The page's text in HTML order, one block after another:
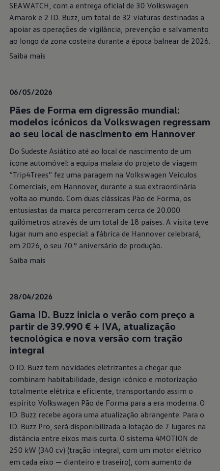
SEAWATCH, com a entrega oficial de 30 Volkswagen
Amarok e 2 ID. Buzz, um total de 32 viaturas destinadas a
apoiar as operações de vigilância, prevenção e salvamento
ao longo da zona costeira durante a época balnear de 2026.
Saiba mais
06/05/2026
Pães de Forma em digressão mundial:
modelos icónicos da Volkswagen regressam
ao seu local de nascimento em Hannover
Do Sudeste Asiático até ao local de nascimento de um
ícone automóvel: a equipa malaia do projeto de viagem
“Trip4Trees” fez uma paragem na Volkswagen Veículos
Comerciais, em Hannover, durante a sua extraordinária
volta ao mundo. Com duas clássicas Pão de Forma, os
entusiastas da marca percorreram cerca de 20.000
quilómetros através de um total de 18 países. A visita teve
lugar num ano especial: a fábrica de Hannover celebrará,
em 2026, o seu 70.º aniversário de produção.
Saiba mais
28/04/2026
Gama ID. Buzz inicia o verão com preço a
partir de 39.990 € + IVA, atualização
tecnológica e nova versão com tração
integral
O ID. Buzz tem novidades eletrizantes a chegar que
combinam habitabilidade, design icónico e motorização
totalmente elétrica e eficiente, transportando assim o
espírito Volkswagen Pão de Forma para a era moderna. O
ID. Buzz recebe agora uma atualização abrangente. Para o
ID. Buzz Pro, será disponibilizada a lotação de 7 lugares na
distância entre eixos mais curta. O sistema 4MOTION de
250 kW (340 cv) (tração integral, com um motor elétrico
em cada eixo — dianteiro e traseiro), com aumento da